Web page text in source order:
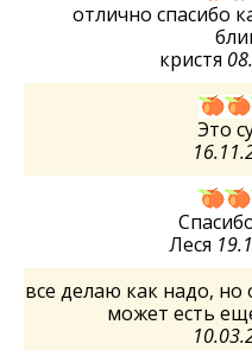
отлично спасибо
кристя
Это
Леся
все делаю как надо,
может есть